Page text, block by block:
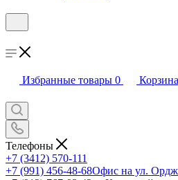
Избранные товары 0 Корзина
Телефоны
+7 (3412) 570-111
+7 (991) 456-48-68Офис на ул.